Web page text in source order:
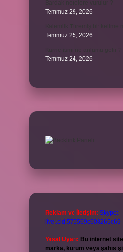
Temmuz 29, 2026
Temmuz 25, 2026
Temmuz 24, 2026
Reklam ve İletişim: Skype:
live:.cid.575569c608265c69
Yasal Uyarı: Bu internet
marka, kurum veya şahıs